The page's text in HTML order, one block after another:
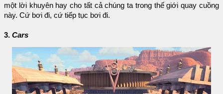
một lời khuyên hay cho tất cả chúng ta trong thế giới quay cuồng
này. Cứ bơi đi, cứ tiếp tục bơi đi.
3. Cars